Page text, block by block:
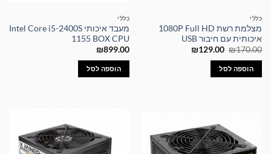
כללי
מצלמת רשת 1080P Full HD
איכותית עם חיבור USB
₪170.00
המחיר
היה:
₪170.00.
₪129.00
המחיר
הוספה לסל
כללי
מעבד איכותי Intel Core i5-2400S
1155 BOX CPU
₪899.00
הוספה לסל